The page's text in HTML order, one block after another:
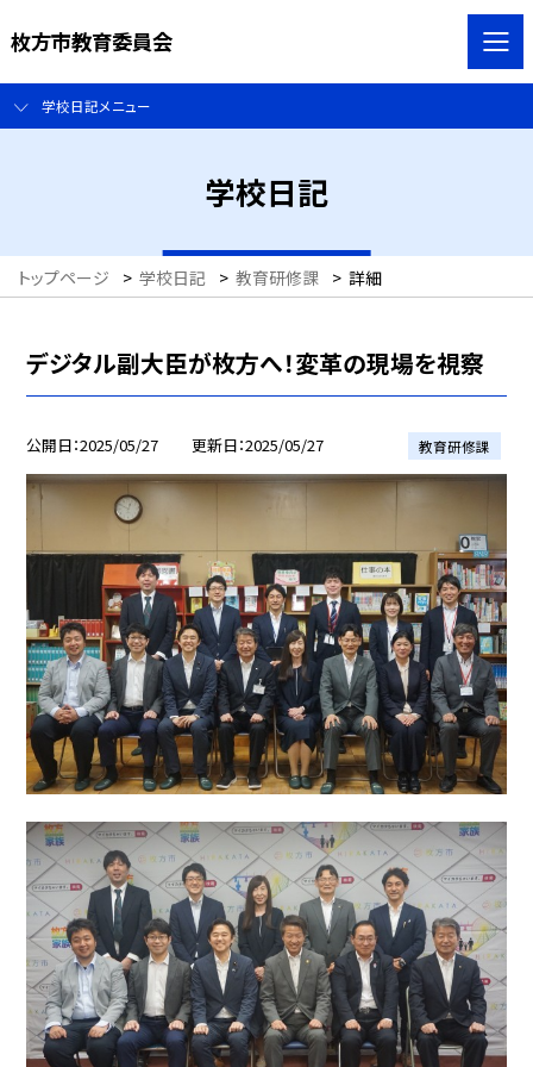
枚方市教育委員会
学校日記メニュー
学校日記
トップページ > 学校日記 > 教育研修課 > 詳細
デジタル副大臣が枚方へ！変革の現場を視察
公開日 2025/05/27 更新日 2025/05/27 教育研修課